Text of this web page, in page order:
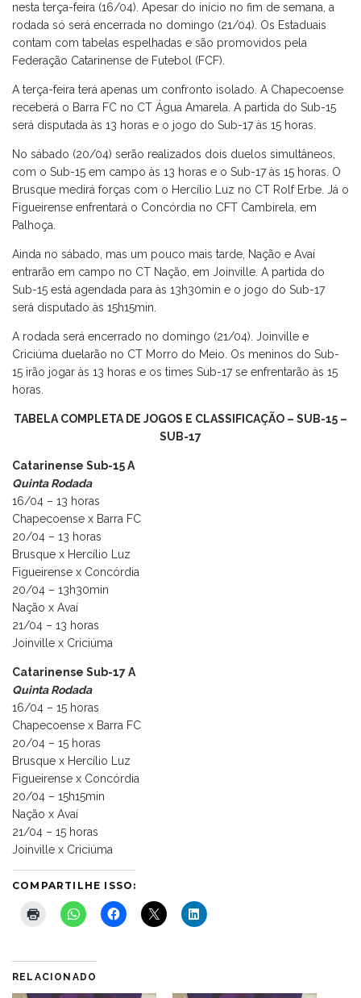
nesta terça-feira (16/04). Apesar do início no fim de semana, a
rodada só será encerrada no domingo (21/04). Os Estaduais
contam com tabelas espelhadas e são promovidos pela
Federação Catarinense de Futebol (FCF).
A terça-feira terá apenas um confronto isolado. A Chapecoense
receberá o Barra FC no CT Água Amarela. A partida do Sub-15
será disputada às 13 horas e o jogo do Sub-17 às 15 horas.
No sábado (20/04) serão realizados dois duelos simultâneos,
com o Sub-15 em campo às 13 horas e o Sub-17 às 15 horas. O
Brusque medirá forças com o Hercílio Luz no CT Rolf Erbe. Já o
Figueirense enfrentará o Concórdia no CFT Cambirela, em
Palhoça.
Ainda no sábado, mas um pouco mais tarde, Nação e Avaí
entrarão em campo no CT Nação, em Joinville. A partida do
Sub-15 está agendada para às 13h30min e o jogo do Sub-17
será disputado às 15h15min.
A rodada será encerrado no domingo (21/04). Joinville e
Criciúma duelarão no CT Morro do Meio. Os meninos do Sub-
15 irão jogar às 13 horas e os times Sub-17 se enfrentarão às 15
horas.
TABELA COMPLETA DE JOGOS E CLASSIFICAÇÃO – SUB-15 –
SUB-17
Catarinense Sub-15 A
Quinta Rodada
16/04 – 13 horas
Chapecoense x Barra FC
20/04 – 13 horas
Brusque x Hercílio Luz
Figueirense x Concórdia
20/04 – 13h30min
Nação x Avaí
21/04 – 13 horas
Joinville x Criciúma
Catarinense Sub-17 A
Quinta Rodada
16/04 – 15 horas
Chapecoense x Barra FC
20/04 – 15 horas
Brusque x Hercílio Luz
Figueirense x Concórdia
20/04 – 15h15min
Nação x Avaí
21/04 – 15 horas
Joinville x Criciúma
COMPARTILHE ISSO:
RELACIONADO